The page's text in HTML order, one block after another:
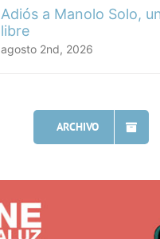
Adiós a Manolo Solo,
libre
agosto 2nd, 2026
ARCHIVO